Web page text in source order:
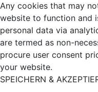
Any cookies that may
website to function and
personal data via
are termed as non-
procure user consent
your website.
SPEICHERN &